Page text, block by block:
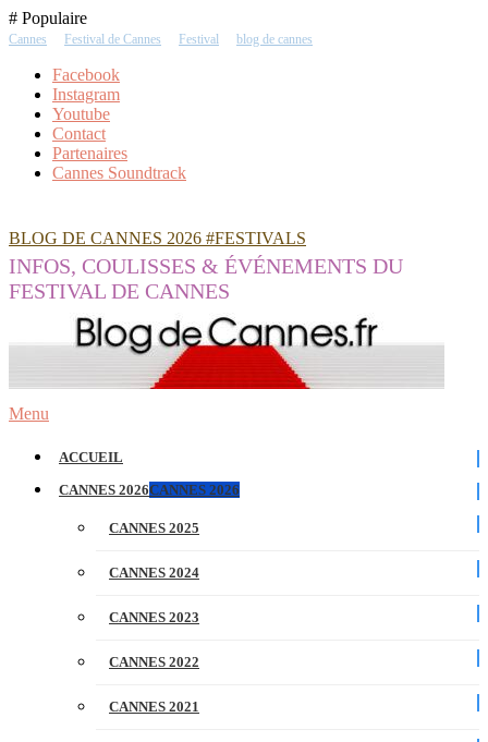
Skip
To
# Populaire
Cannes Festival de Cannes Festival blog de cannes
Facebook
Instagram
Youtube
Contact
Partenaires
Cannes Soundtrack
BLOG DE CANNES 2026 #FESTIVALS
INFOS, COULISSES & ÉVÉNEMENTS DU
FESTIVAL DE CANNES
Menu
ACCUEIL
CANNES 2026CANNES 2026
CANNES 2025
CANNES 2024
CANNES 2023
CANNES 2022
CANNES 2021